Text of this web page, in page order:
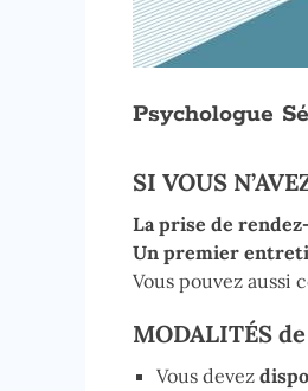
Psychologue
SI VOUS
La prise de
Un premier
Vous pouvez
MODALITÉS
Vous devez